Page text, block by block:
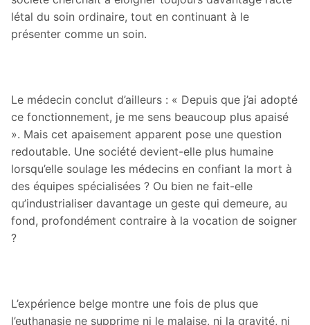
létal du soin ordinaire, tout en continuant à le
présenter comme un soin.
Le médecin conclut d’ailleurs : « Depuis que j’ai adopté
ce fonctionnement, je me sens beaucoup plus apaisé
». Mais cet apaisement apparent pose une question
redoutable. Une société devient-elle plus humaine
lorsqu’elle soulage les médecins en confiant la mort à
des équipes spécialisées ? Ou bien ne fait-elle
qu’industrialiser davantage un geste qui demeure, au
fond, profondément contraire à la vocation de soigner
?
L’expérience belge montre une fois de plus que
l’euthanasie ne supprime ni le malaise, ni la gravité, ni